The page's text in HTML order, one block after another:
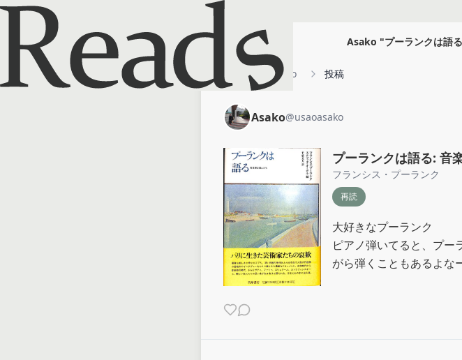
Asako "プーランクは語
Asako 投稿
Asako@usaoasako
プーランクは語る: 音
フランシス・プーランク
再読
大好きなプーランク
ピアノ弾いてると、プー
がら弾くこともあるよな